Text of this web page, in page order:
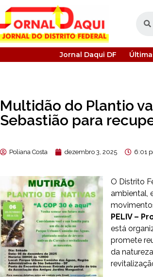
Jornal Daqui DF
Multidão do Plantio
Sebastião para
Poliana Costa dezembro 3, 2025 6:01
O Distrito
ambiental,
PELIV –
está
promete
da